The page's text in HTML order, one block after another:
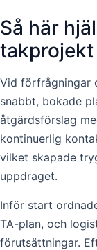
Så här
Vid förfrågningar
snabbt, bokade
åtgärdsförslag
kontinuerlig
vilket skapade
uppdraget.
Inför start
TA-plan, och
förutsättningar.